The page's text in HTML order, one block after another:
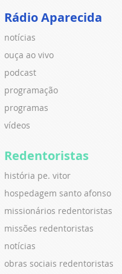
Rádio Aparecida
notícias
ouça ao vivo
podcast
programação
programas
vídeos
Redentoristas
história pe. vitor
hospedagem santo afonso
missionários redentoristas
missões redentoristas
notícias
obras sociais redentoristas